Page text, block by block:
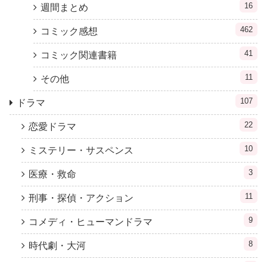
週間まとめ 16
コミック感想 462
コミック関連書籍 41
その他 11
ドラマ 107
恋愛ドラマ 22
ミステリー・サスペンス 10
医療・救命 3
刑事・探偵・アクション 11
コメディ・ヒューマンドラマ 9
時代劇・大河 8